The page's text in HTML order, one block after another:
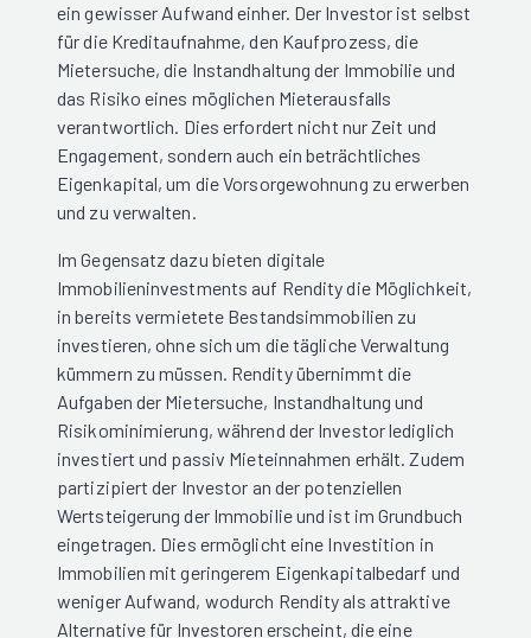
ein gewisser Aufwand einher. Der Investor ist selbst
für die Kreditaufnahme, den Kaufprozess, die
Mietersuche, die Instandhaltung der Immobilie und
das Risiko eines möglichen Mieterausfalls
verantwortlich. Dies erfordert nicht nur Zeit und
Engagement, sondern auch ein beträchtliches
Eigenkapital, um die Vorsorgewohnung zu erwerben
und zu verwalten.
Im Gegensatz dazu bieten digitale
Immobilieninvestments auf Rendity die Möglichkeit,
in bereits vermietete Bestandsimmobilien zu
investieren, ohne sich um die tägliche Verwaltung
kümmern zu müssen. Rendity übernimmt die
Aufgaben der Mietersuche, Instandhaltung und
Risikominimierung, während der Investor lediglich
investiert und passiv Mieteinnahmen erhält. Zudem
partizipiert der Investor an der potenziellen
Wertsteigerung der Immobilie und ist im Grundbuch
eingetragen. Dies ermöglicht eine Investition in
Immobilien mit geringerem Eigenkapitalbedarf und
weniger Aufwand, wodurch Rendity als attraktive
Alternative für Investoren erscheint, die eine